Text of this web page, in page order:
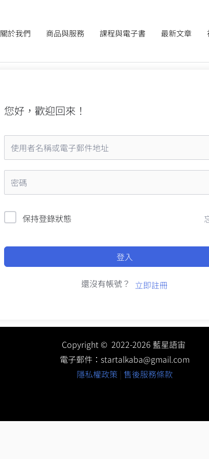
關於我們 商品與服務 課程與電子書 最新文章
您好，歡迎回來！
保持登錄狀態
登入
還沒有帳號？ 立即註冊
Copyright © 2022-2026 藍星語宙
電子郵件： startalkaba@gmail.com
隱私權政策| 售後服務條款